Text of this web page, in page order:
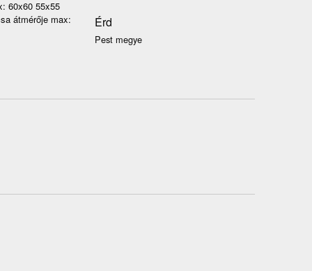
60x60 55x55
átmérője max:
Érd
Pest megye